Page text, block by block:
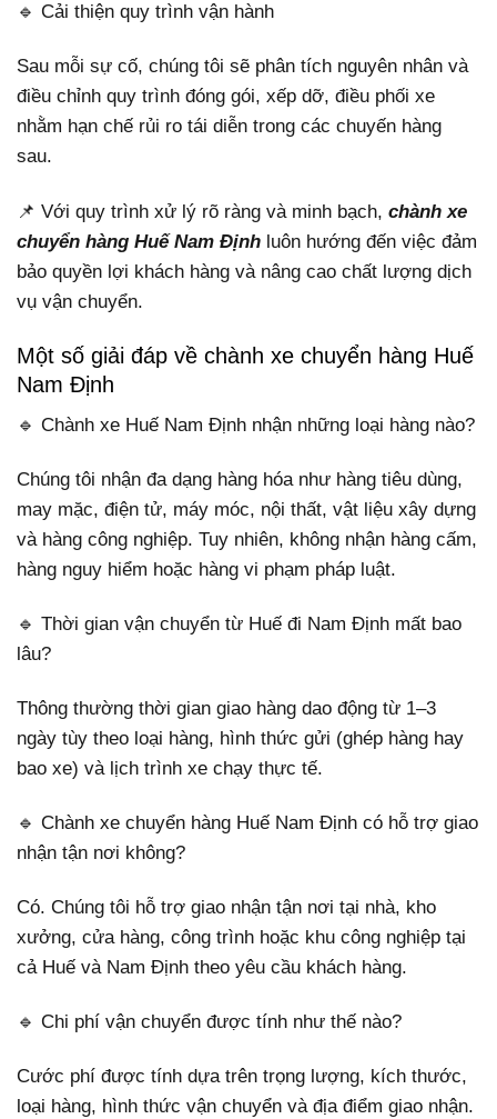
🔹 Cải thiện quy trình vận hành
Sau mỗi sự cố, chúng tôi sẽ phân tích nguyên nhân và
điều chỉnh quy trình đóng gói, xếp dỡ, điều phối xe
nhằm hạn chế rủi ro tái diễn trong các chuyến hàng
sau.
📌 Với quy trình xử lý rõ ràng và minh bạch, chành xe
chuyển hàng Huế Nam Định luôn hướng đến việc đảm
bảo quyền lợi khách hàng và nâng cao chất lượng dịch
vụ vận chuyển.
Một số giải đáp về chành xe chuyển hàng Huế
Nam Định
🔹 Chành xe Huế Nam Định nhận những loại hàng nào?
Chúng tôi nhận đa dạng hàng hóa như hàng tiêu dùng,
may mặc, điện tử, máy móc, nội thất, vật liệu xây dựng
và hàng công nghiệp. Tuy nhiên, không nhận hàng cấm,
hàng nguy hiểm hoặc hàng vi phạm pháp luật.
🔹 Thời gian vận chuyển từ Huế đi Nam Định mất bao
lâu?
Thông thường thời gian giao hàng dao động từ 1–3
ngày tùy theo loại hàng, hình thức gửi (ghép hàng hay
bao xe) và lịch trình xe chạy thực tế.
🔹 Chành xe chuyển hàng Huế Nam Định có hỗ trợ giao
nhận tận nơi không?
Có. Chúng tôi hỗ trợ giao nhận tận nơi tại nhà, kho
xưởng, cửa hàng, công trình hoặc khu công nghiệp tại
cả Huế và Nam Định theo yêu cầu khách hàng.
🔹 Chi phí vận chuyển được tính như thế nào?
Cước phí được tính dựa trên trọng lượng, kích thước,
loại hàng, hình thức vận chuyển và địa điểm giao nhận.